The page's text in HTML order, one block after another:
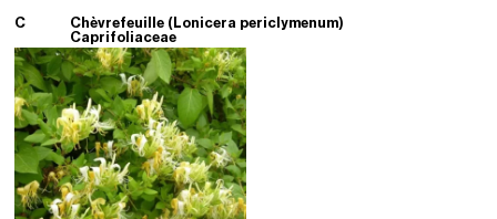
C
Chèvrefeuille (Lonicera periclymenum)
Caprifoliaceae